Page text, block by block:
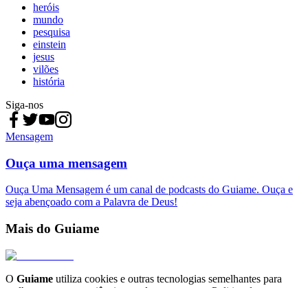
heróis
mundo
pesquisa
einstein
jesus
vilões
história
Siga-nos
Mensagem
Ouça uma mensagem
Ouça Uma Mensagem é um canal de podcasts do Guiame. Ouça e
seja abençoado com a Palavra de Deus!
Mais do Guiame
O Guiame utiliza cookies e outras tecnologias semelhantes para